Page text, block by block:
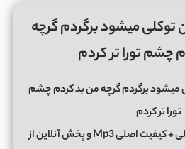
میشود برگردم گرچه
چشم تورا تر کردم
برگردم گرچه من بد کردم چشم
تورا تر کردم
میشود برگردم حسین توکلی + کیفیت اصلی Mp3 و پخش آنلاین از